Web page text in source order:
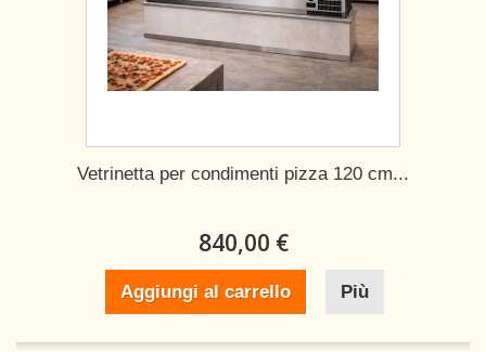
Vetrinetta per condimenti pizza 120 cm...
840,00 €
Aggiungi al carrello Più